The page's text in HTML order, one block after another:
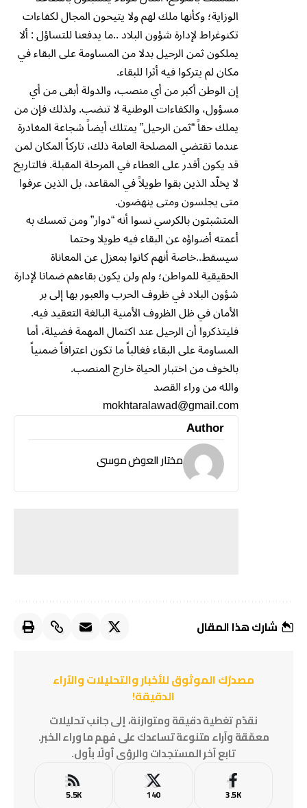
الوزاية؛ وكأنها ملك لهم ولا يتيحون المجال لكفاءات
تكنوغراط لإدارة شؤون البلاد ..ما يدفعنا للتساؤل : ألا
يملكون ثمن الرحيل بدلا من المساومة على البقاء في
مكان لم يتركوا فيه أثرا للبقاء.
إن الوطن أكبر من أي منصب، والدولة أبقى من أي
مسؤول، والكفاءات الوطنية لا تنضب. ولذلك فإن من
يملك حقاً “ثمن الرحيل” يمتلك أيضاً شجاعة المغادرة
عندما تقتضي المصلحة العامة ذلك، تاركاً المكان لمن
قد يكون أقدر على العطاء في المرحلة المقبلة. فالتاريخ
لا يخلّد الذين بقوا طويلاً في المقاعد، بل الذين عرفوا
متى يجلسون ومتى ينهضون.
المتشبثون بالكرسي نسوا أنه “دوار” ومن تمسك به
أعمته أضواؤه عن البقاء فيه طويلا وحتما
سيسقط..خاصة أنهم كانوا بمعزل عن المعاناة
الحقيقية للمواطن؛ ولم ولن يكون بقاءهم ضمانا لإدارة
شؤون البلاد في ظروف الحرب والعبور بها إلى بر
الأمان في ظل الظروف الأمنية البالغة التعقيد فيه.
فليتذكروا أن الرحيل عند اكتمال المهمة فضيلة، أما
المساومة على البقاء فغالباً ما تكون اعترافاً ضمنياً
بالخوف من اختبار الحياة خارج المنصب.
والله من وراء القصد
mokhtaralawad@gmail.com
Author
مختار العوض موسى
شارك هذا المقال
مصدرُك الموثوق للأخبار والتحليلات والآراء
الدقيقة!
نقدّم تغطية دقيقة ومتوازنة، إلى جانب تحليلات
معمّقة وآراء متنوعة تساعدك على فهم ما وراء الخبر.
تابع آخر المستجدات والرؤى أولًا بأول.
3.5K
140
5.5K